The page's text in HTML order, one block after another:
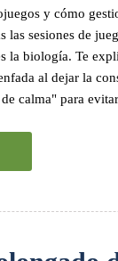
y cómo
las sesiones de
la biología. Te
al dejar la
calma" para